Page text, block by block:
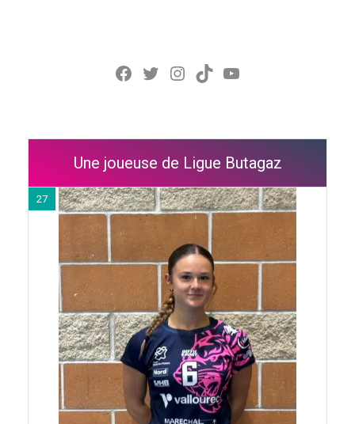
Facebook
Twitter
Instagram
TikTokYouTube
Une joueuse de Ligue Butagaz
27